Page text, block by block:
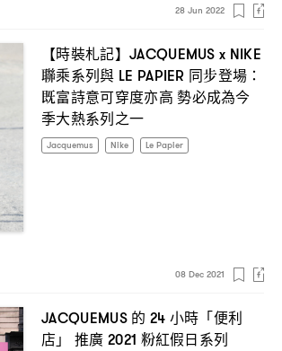
28 Jun 2022
【時裝札記】 JACQUEMUS x NIKE
聯乘系列與 LE PAPIER 同步登場 ：
既富詩意可穿度亦高 勢必成為今
季大熱系列之一
Jacquemus Nike Le Papier
08 Dec 2021
JACQUEMUS 的 24 小時「便利
店」
推廣 2021 粉紅假日系列